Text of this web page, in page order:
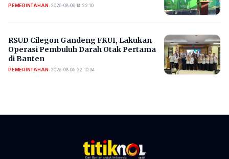
PEMERINTAHAN• 2026-08-06 14:22:10
RSUD Cilegon Gandeng FKUI, Lakukan
Operasi Pembuluh Darah Otak Pertama
di Banten
PEMERINTAHAN• 2026-08-05 22:10:34